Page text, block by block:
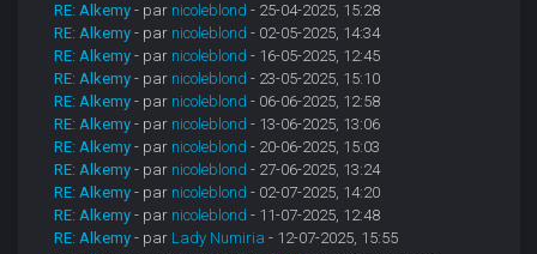
RE: Alkemy - par nicoleblond - 25-04-2025, 15:28
RE: Alkemy - par nicoleblond - 02-05-2025, 14:34
RE: Alkemy - par nicoleblond - 16-05-2025, 12:45
RE: Alkemy - par nicoleblond - 23-05-2025, 15:10
RE: Alkemy - par nicoleblond - 06-06-2025, 12:58
RE: Alkemy - par nicoleblond - 13-06-2025, 13:06
RE: Alkemy - par nicoleblond - 20-06-2025, 15:03
RE: Alkemy - par nicoleblond - 27-06-2025, 13:24
RE: Alkemy - par nicoleblond - 02-07-2025, 14:20
RE: Alkemy - par nicoleblond - 11-07-2025, 12:48
RE: Alkemy - par Lady Numiria - 12-07-2025, 15:55